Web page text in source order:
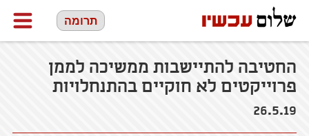
תרומה
החטיבה להתיישבות ממשיכה לממן
פרוייקטים לא חוקיים בהתנחלויות
26.5.19